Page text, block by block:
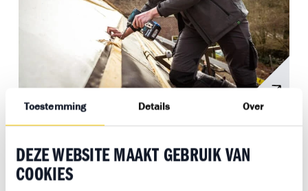
Toestemming Details Over
DEZE WEBSITE MAAKT GEBRUIK VAN
COOKIES
Allround Timmerkracht 3-jarig
Niveau: mbo 3